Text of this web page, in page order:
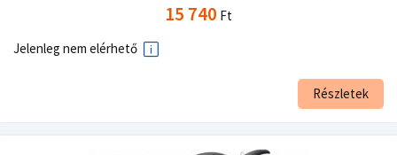
15 740 Ft
Jelenleg nem elérhető
Részletek